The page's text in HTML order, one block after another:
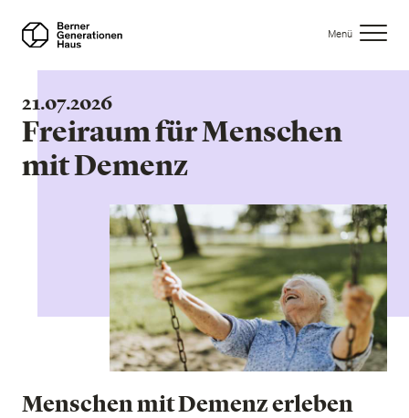
zum
Menü
21.07.2026
Freiraum für Menschen
mit Demenz
Menschen mit Demenz erleben